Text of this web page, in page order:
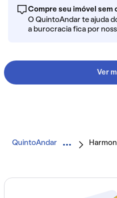
Compre seu imóvel sem
O QuintoAndar te ajuda
a burocracia fica por
Ver
QuintoAndar